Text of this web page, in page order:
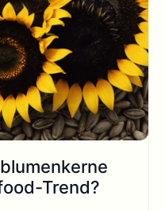
Trend?